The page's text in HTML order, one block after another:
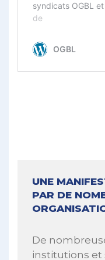
UNE
PAR DE
De
institutions et